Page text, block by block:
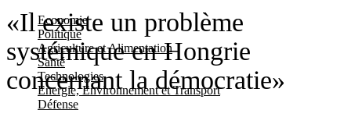
Economie
Politique
Agriculture et Alimentation
Santé
Technologies
Energie, Environnement et Transport
Défense
«Il existe un problème
systémique en Hongrie
concernant la démocratie»